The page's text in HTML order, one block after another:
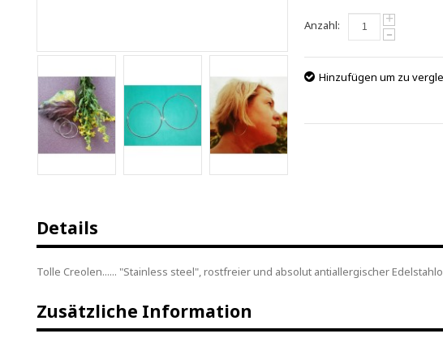
Anzahl: +
-
Hinzufügen um zu
Details
Tolle Creolen...... "Stainless steel", rostfreier und absolut antiallergischer
Zusätzliche Information